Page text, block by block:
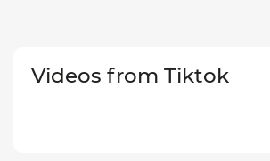
інтер’єр — від класичного до
Videos from Tiktok